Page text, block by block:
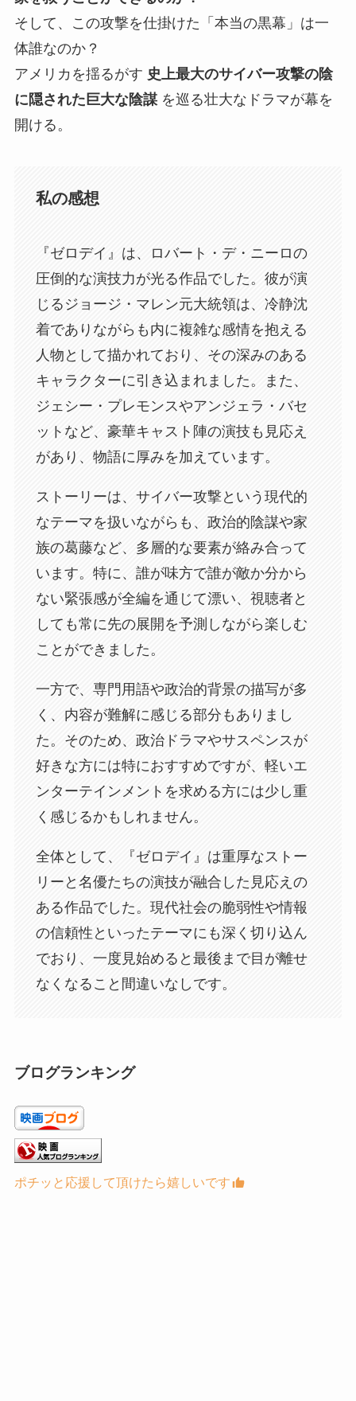
そして、この攻撃を仕掛けた「本当の黒幕」は一
体誰なのか？
アメリカを揺るがす 史上最大のサイバー攻撃の陰
に隠された巨大な陰謀を巡る壮大なドラマが幕を
開ける。
私の感想
『ゼロデイ』は、ロバート・デ・ニーロの
圧倒的な演技力が光る作品でした。彼が演
じるジョージ・マレン元大統領は、冷静沈
着でありながらも内に複雑な感情を抱える
人物として描かれており、その深みのある
キャラクターに引き込まれました。また、
ジェシー・プレモンスやアンジェラ・バセ
ットなど、豪華キャスト陣の演技も見応え
があり、物語に厚みを加えています。
ストーリーは、サイバー攻撃という現代的
なテーマを扱いながらも、政治的陰謀や家
族の葛藤など、多層的な要素が絡み合って
います。特に、誰が味方で誰が敵か分から
ない緊張感が全編を通じて漂い、視聴者と
しても常に先の展開を予測しながら楽しむ
ことができました。
一方で、専門用語や政治的背景の描写が多
く、内容が難解に感じる部分もありまし
た。そのため、政治ドラマやサスペンスが
好きな方には特におすすめですが、軽いエ
ンターテインメントを求める方には少し重
く感じるかもしれません。
全体として、『ゼロデイ』は重厚なストー
リーと名優たちの演技が融合した見応えの
ある作品でした。現代社会の脆弱性や情報
の信頼性といったテーマにも深く切り込ん
でおり、一度見始めると最後まで目が離せ
なくなること間違いなしです。
ブログランキング
ポチッと応援して頂けたら嬉しいです